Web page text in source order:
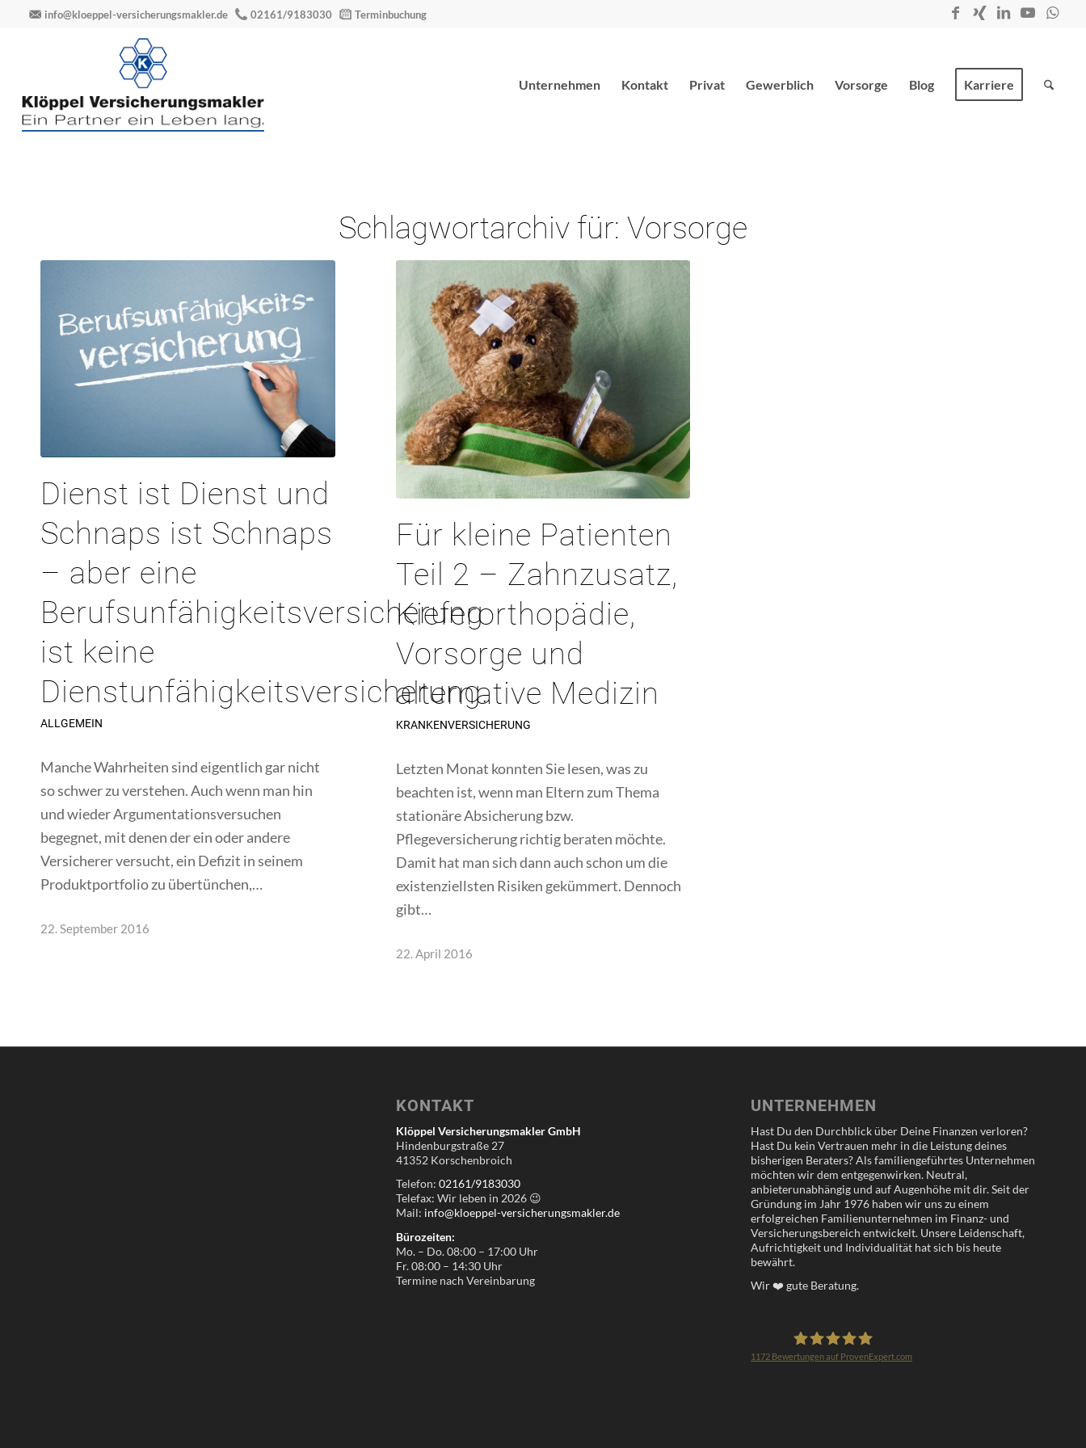
info@kloeppel-versicherungsmakler.de 02161/9183030 Terminbuchung
Unternehmen Kontakt Privat Gewerblich Vorsorge Blog Karriere
Schlagwortarchiv für: Vorsorge
Dienst ist Dienst und
Schnaps ist Schnaps
– aber eine
Berufsunfähigkeitsversicherung
ist keine
Dienstunfähigkeitsversicherung.
ALLGEMEIN
Manche Wahrheiten sind eigentlich gar nicht
so schwer zu verstehen. Auch wenn man hin
und wieder Argumentationsversuchen
begegnet, mit denen der ein oder andere
Versicherer versucht, ein Defizit in seinem
Produktportfolio zu übertünchen,…
22. September 2016
Für kleine Patienten
Teil 2 – Zahnzusatz,
Kieferorthopädie,
Vorsorge und
alternative Medizin
KRANKENVERSICHERUNG
Letzten Monat konnten Sie lesen, was zu
beachten ist, wenn man Eltern zum Thema
stationäre Absicherung bzw.
Pflegeversicherung richtig beraten möchte.
Damit hat man sich dann auch schon um die
existenziellsten Risiken gekümmert. Dennoch
gibt…
22. April 2016
KONTAKT
Klöppel Versicherungsmakler GmbH
Hindenburgstraße 27
41352 Korschenbroich
Telefon: 02161/9183030
Telefax: Wir leben in 2026 😉
Mail: info@kloeppel-versicherungsmakler.de
Bürozeiten:
Mo. – Do. 08:00 – 17:00 Uhr
Fr. 08:00 – 14:30 Uhr
Termine nach Vereinbarung
UNTERNEHMEN
Hast Du den Durchblick über Deine Finanzen verloren?
Hast Du kein Vertrauen mehr in die Leistung deines
bisherigen Beraters? Als familiengeführtes Unternehmen
möchten wir dem entgegenwirken. Neutral,
anbieterunabhängig und auf Augenhöhe mit dir. Seit der
Gründung im Jahr 1976 haben wir uns zu einem
erfolgreichen Familienunternehmen im Finanz- und
Versicherungsbereich entwickelt. Unsere Leidenschaft,
Aufrichtigkeit und Individualität hat sich bis heute
bewährt.
Wir❤️ gute Beratung.
1172 Bewertungen auf ProvenExpert.com